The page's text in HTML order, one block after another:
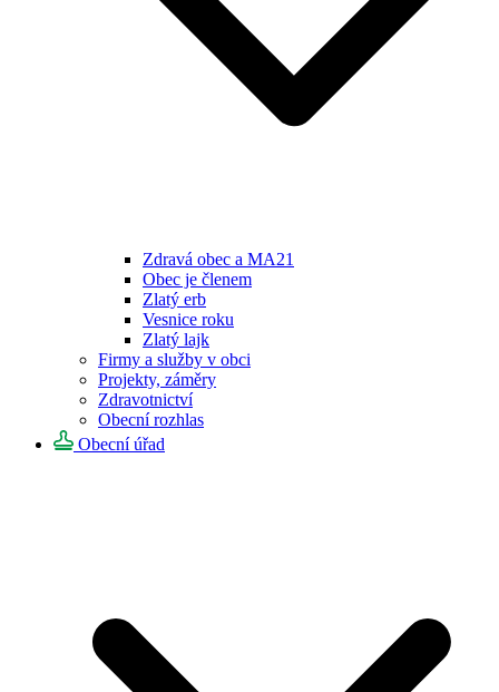
Zdravá obec a MA21
Obec je členem
Zlatý erb
Vesnice roku
Zlatý lajk
Firmy a služby v obci
Projekty, záměry
Zdravotnictví
Obecní rozhlas
Obecní úřad